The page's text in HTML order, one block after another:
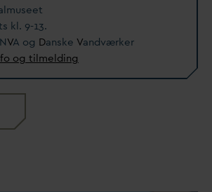
kl. 9-13.
VA og Danske Vandværker
og tilmelding